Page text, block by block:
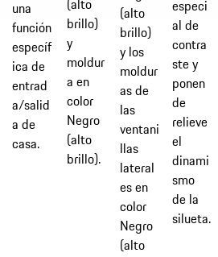
una
función
específ
ica de
entrad
a/salid
a de
casa.
(alto
brillo)
y
moldur
a en
color
Negro
(alto
brillo).
(alto
brillo)
y los
moldur
as de
las
ventani
llas
lateral
es en
color
Negro
(alto
especi
al de
contra
ste y
ponen
de
relieve
el
dinami
smo
de la
silueta.